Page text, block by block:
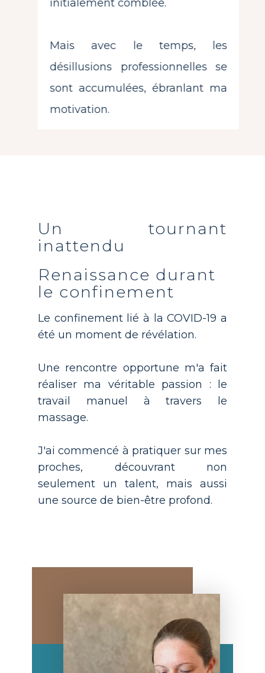
initialement comblée.
Mais avec le temps, les
désillusions professionnelles se
sont accumulées, ébranlant ma
motivation.
Un tournant
inattendu
Renaissance durant
le confinement
Le confinement lié à la COVID-19 a
été un moment de révélation.
Une rencontre opportune m'a fait
réaliser ma véritable passion : le
travail manuel à travers le
massage.
J'ai commencé à pratiquer sur mes
proches, découvrant non
seulement un talent, mais aussi
une source de bien-être profond.